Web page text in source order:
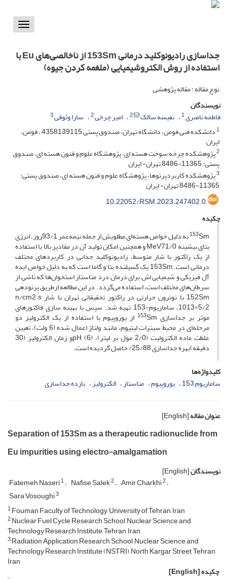
Toggle
جداسازی رادیونوکلید درمانی 153Sm از ناخالصی‌های Eu با
استفاده از روش الکتروشیمیایی (ملغمه کردن جیوه)
نوع مقاله : مقاله پژوهشی
نویسندگان
فاطمه ناصری1 نفیسه سالک 2 امیر چرخی2 سارا وثوقی3
1
دانشکده فنی فومن، دانشگاه تهران، صندوق پستی 4358139115 ، فومن،
ایران
2پژوهشکده چرخه سوخت هسته ای، پژوهشگاه علوم و فنون هسته ای، صندوق
پستی: 11365-8486 تهران- ایران
3پژوهشکده کاربردپرتوها، پژوهشگاه علوم و فنون هسته ای، صندوق پستی:
11365-8486 تهران- ایران
10.22052/RSM.2023.247402.0
چکیده
153 Sm به دلیل خواص هسته‌ای مطلوبش از جمله نیمه‌عمر 93/1روز، انرژی
بتای بیشینه MeV71/0 و همچنین امکان تولید آن در مقادیر بالا با استفاده
از یک راکتور با شار متوسط، رادیونوکلید جذابی در کاربرد‌های مختلف
درمانی است. 153Sm یک گسیلنده بتا و گاما است که به دلیل خواص ایده
آل فیزیکی و شیمیایی اش برای درمان درد متاستاز استخوان‌ها که ناشی از
سرطان‌های مختلف است، استفاده می‌گردد. در این مطالعه ازطریق پرتودهی
152Sm با نوترون حرارتی در راکتور تحقیقاتی تهران با شار n/cm2.s
1013×5/2، ساماریوم-153 تهیه شد. سپس با بهینه سازی فاکتورهای
موثر بر جداسازی 153Sm از یوروپیوم با استفاده از یک الکترولیز دو
مرحله‌ای در محیط سیترات لیتیوم، مانند ولتاژ اعمال شده (6 ولت)، تعیین
غلظت ماده الکترولیت (2/0 مول بر لیتر)، pH (6)و زمان الکترولیز (30
دقیقه)بهره جداسازی 25/88% حاصل گردیده است.
کلیدواژه‌ها
ساماریوم 153
یوروپیوم متاستاز الکترولیز بازده جداسازی
عنوان مقاله[English]
Separation of 153Sm as a therapeutic radionuclide from
Eu impurities using electro-amalgamation
نویسندگان[English]
Fatemeh Naseri1 Nafise Salek2 Amir Charkhi2
Sara Vosoughi3
1Fouman Faculty of Technology, University of Tehran, Iran
2Nuclear Fuel Cycle Research School, Nuclear Science and
Technology Research Institute, Tehran, Iran
3Radiation Application Research School, Nuclear Science and
Technology Research Institute (NSTRI), North Kargar Street, Tehran,
Iran
چکیده[English]